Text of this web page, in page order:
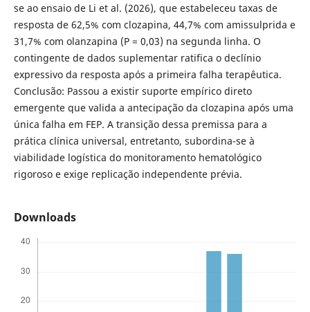
se ao ensaio de Li et al. (2026), que estabeleceu taxas de
resposta de 62,5% com clozapina, 44,7% com amissulprida e
31,7% com olanzapina (P = 0,03) na segunda linha. O
contingente de dados suplementar ratifica o declínio
expressivo da resposta após a primeira falha terapêutica.
Conclusão: Passou a existir suporte empírico direto
emergente que valida a antecipação da clozapina após uma
única falha em FEP. A transição dessa premissa para a
prática clínica universal, entretanto, subordina-se à
viabilidade logística do monitoramento hematológico
rigoroso e exige replicação independente prévia.
Downloads